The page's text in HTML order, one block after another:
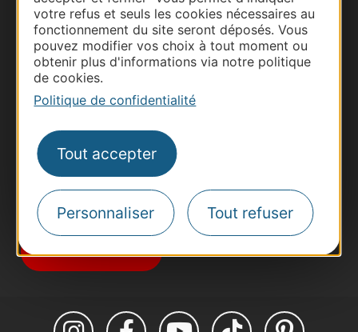
votre refus et seuls les cookies nécessaires au
fonctionnement du site seront déposés. Vous
pouvez modifier vos choix à tout moment ou
obtenir plus d'informations via notre politique
de cookies.
Politique de confidentialité
Tout accepter
Personnaliser Tout refuser
Thermalisme
Business/Mice
Pros d'Occitanie
Voyagistes
Destination Sport
Inscrivez-vous à la lettre d'information
Destination Occitanie pour recevoir des
suggestions de séjours, de visites et de sorties.
Je m'abonne